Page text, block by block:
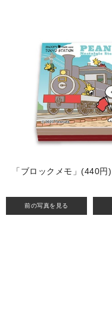
前の写真を見る
「ブロックメモ」(440円)